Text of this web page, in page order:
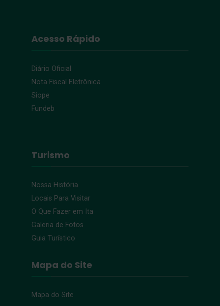
Acesso Rápido
Diário Oficial
Nota Fiscal Eletrônica
Siope
Fundeb
Turismo
Nossa História
Locais Para Visitar
O Que Fazer em Ita
Galeria de Fotos
Guia Turístico
Mapa do Site
Mapa do Site